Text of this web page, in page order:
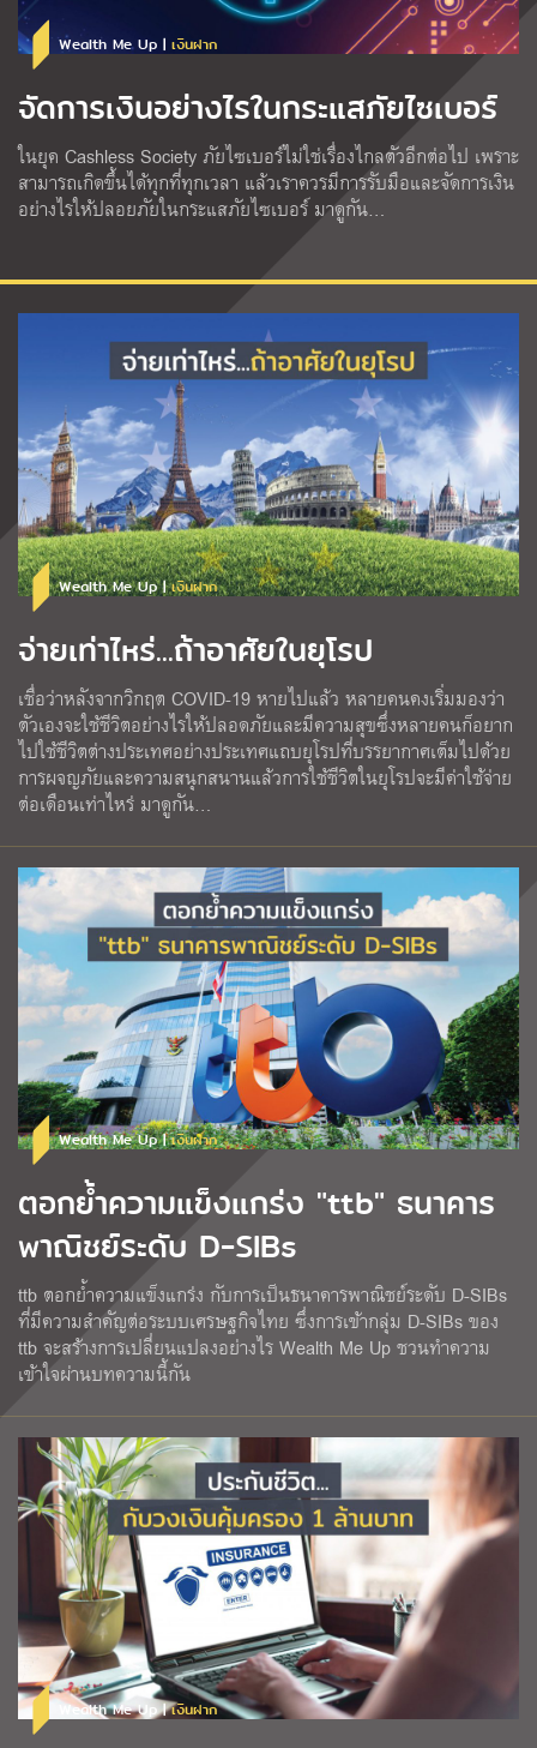
Wealth Me Up | เงินฝาก
จัดการเงินอย่างไรในกระแสภัยไซเบอร์
ในยุค Cashless Society ภัยไซเบอร์ไม่ใช่เรื่องไกลตัวอีกต่อไป เพราะ
สามารถเกิดขึ้นได้ทุกที่ทุกเวลา แล้วเราควรมีการรับมือและจัดการเงิน
อย่างไรให้ปลอยภัยในกระแสภัยไซเบอร์ มาดูกัน…
Wealth Me Up |เงินฝาก
จ่ายเท่าไหร่...ถ้าอาศัยในยุโรป
เชื่อว่าหลังจากวิกฤต COVID-19 หายไปแล้ว หลายคนคงเริ่มมองว่า
ตัวเองจะใช้ชีวิตอย่างไรให้ปลอดภัยและมีความสุขซึ่งหลายคนก็อยาก
ไปใช้ชีวิตต่างประเทศอย่างประเทศแถบยุโรปที่บรรยากาศเต็มไปด้วย
การผจญภัยและความสนุกสนานแล้วการใช้ชีวิตในยุโรปจะมีค่าใช้จ่าย
ต่อเดือนเท่าไหร่ มาดูกัน…
Wealth Me Up |เงินฝาก
ตอกย้ำความแข็งแกร่ง "ttb" ธนาคาร
พาณิชย์ระดับ D-SIBs
ttb ตอกย้ำความแข็งแกร่ง กับการเป็นธนาคารพาณิชย์ระดับ D-SIBs
ที่มีความสำคัญต่อระบบเศรษฐกิจไทย ซึ่งการเข้ากลุ่ม D-SIBs ของ
ttb จะสร้างการเปลี่ยนแปลงอย่างไร Wealth Me Up ชวนทำความ
เข้าใจผ่านบทความนี้กัน
Wealth Me Up |เงินฝาก